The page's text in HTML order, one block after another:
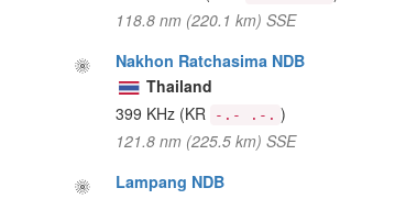
118.8 nm (220.1 km) SSE
Nakhon Ratchasima NDB
Thailand
399 KHz (KR -.- .-. )
121.8 nm (225.5 km) SSE
Lampang NDB